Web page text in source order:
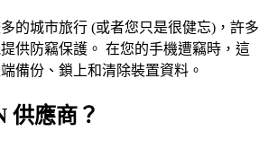
的城市旅行 (或者您只是很健忘)，許多
供防竊保護。 在您的手機遭竊時，這
備份、鎖上和清除裝置資料。
供應商？